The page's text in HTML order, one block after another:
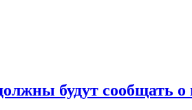
будут сообщать о